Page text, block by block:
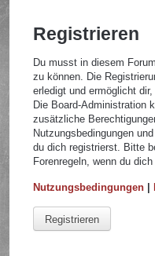
Registrieren
Du musst in diesem
zu können. Die
erledigt und ermöglicht
Die Board-Administration
zusätzliche
Nutzungsbedingungen
du dich registrierst. Bitte
Forenregeln, wenn du
Nutzungsbedingungen |
Registrieren